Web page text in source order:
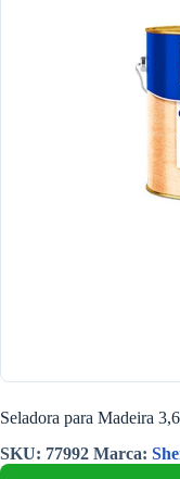
Seladora para Madeira
SKU: 77992 Marca: